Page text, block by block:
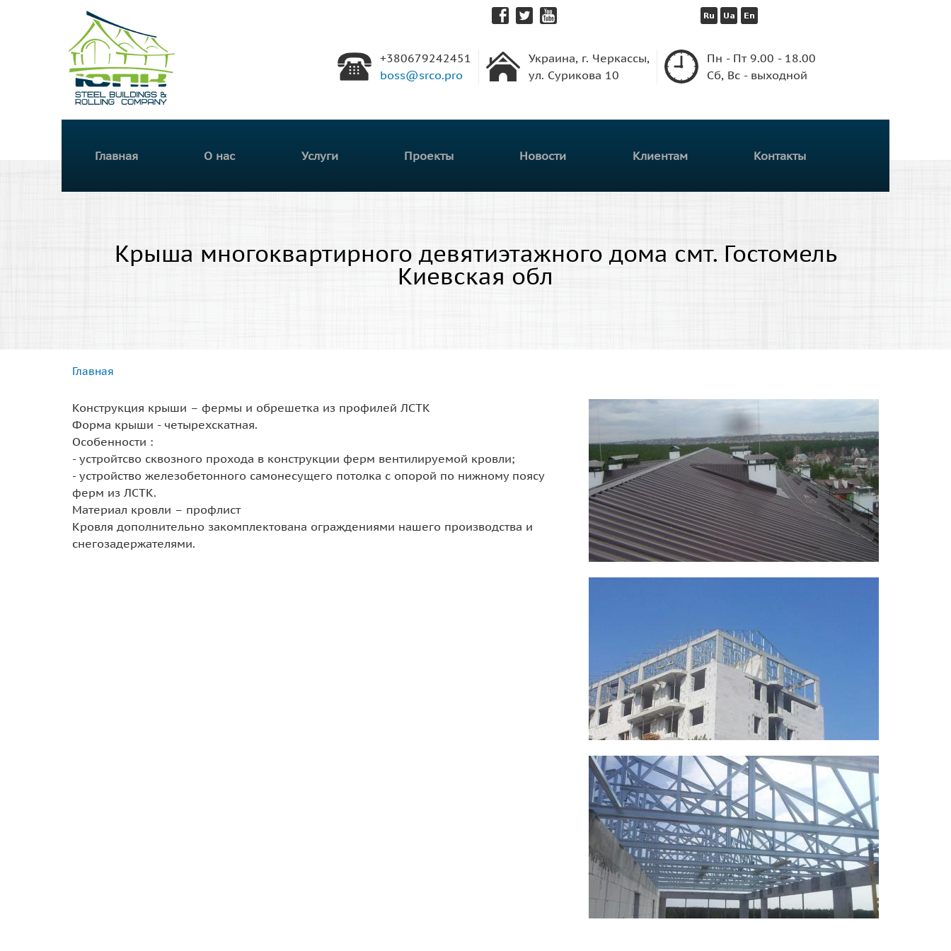
Южная
Прокатная
Компания
+380679242451
boss@srco.pro
Украина, г. Черкассы,
ул. Сурикова 10
Пн - Пт 9.00 - 18.00
Сб, Вс - выходной
Главная О нас Услуги Проекты Новости Клиентам Контакты
Крыша многоквартирного девятиэтажного дома смт. Гостомель
Киевская обл
Главная
Конструкция крыши – фермы и обрешетка из профилей ЛСТК
Форма крыши - четырехскатная.
Особенности :
- устройтсво сквозного прохода в конструкции ферм вентилируемой кровли;
- устройство железобетонного самонесущего потолка с опорой по нижному поясу
ферм из ЛСТК.
Материал кровли – профлист
Кровля дополнительно закомплектована ограждениями нашего производства и
снегозадержателями.